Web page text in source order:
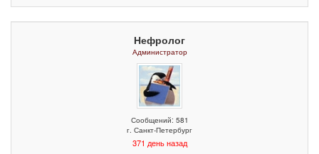
Нефролог
Администратор
Сообщений: 581
г. Санкт-Петербург
371 день назад